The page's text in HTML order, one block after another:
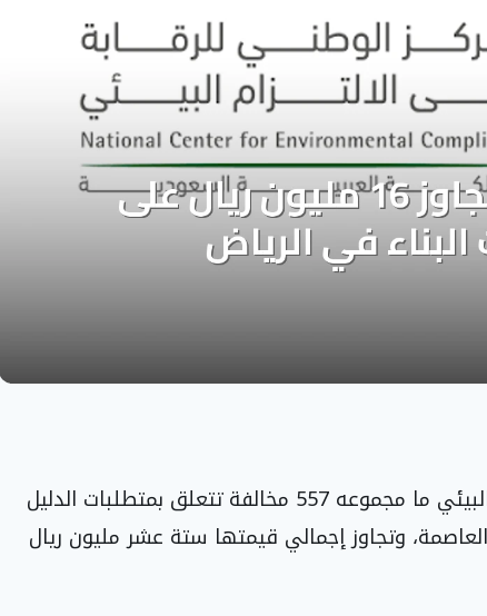
أصدر المركز الوطني للرقابة على الالتزام البيئي ما مجموعه 557 مخالفة تتعلق بمتطلبات الدليل
وتجاوز إجمالي قيمتها ستة عشر مليون ريال